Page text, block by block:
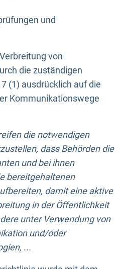
und
von
die zuständigen
(1) ausdrücklich auf die
Kommunikationswege
die notwendigen
dass Behörden die
und bei ihnen
bereitgehaltenen
damit eine aktive
in der Öffentlichkeit
unter Verwendung von
und/oder
...